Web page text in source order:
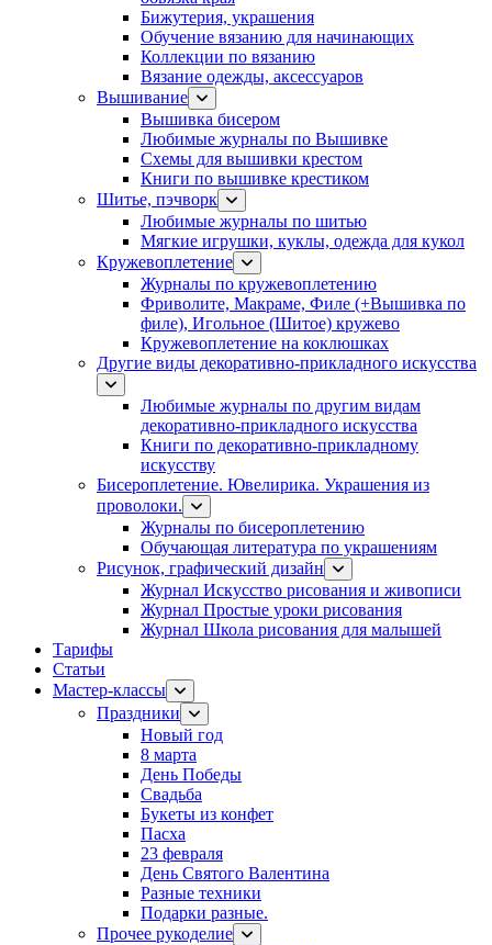
Бижутерия, украшения
Обучение вязанию для начинающих
Коллекции по вязанию
Вязание одежды, аксессуаров
Вышивание
Вышивка бисером
Любимые журналы по Вышивке
Схемы для вышивки крестом
Книги по вышивке крестиком
Шитье, пэчворк
Любимые журналы по шитью
Мягкие игрушки, куклы, одежда для кукол
Кружевоплетение
Журналы по кружевоплетению
Фриволите, Макраме, Филе (+Вышивка по
филе), Игольное (Шитое) кружево
Кружевоплетение на коклюшках
Другие виды декоративно-прикладного искусства
Любимые журналы по другим видам
декоративно-прикладного искусства
Книги по декоративно-прикладному
искусству
Бисероплетение. Ювелирика. Украшения из
проволоки.
Журналы по бисероплетению
Обучающая литература по украшениям
Рисунок, графический дизайн
Журнал Искусство рисования и живописи
Журнал Простые уроки рисования
Журнал Школа рисования для малышей
Тарифы
Статьи
Мастер-классы
Праздники
Новый год
8 марта
День Победы
Свадьба
Букеты из конфет
Пасха
23 февраля
День Святого Валентина
Разные техники
Подарки разные.
Прочее рукоделие